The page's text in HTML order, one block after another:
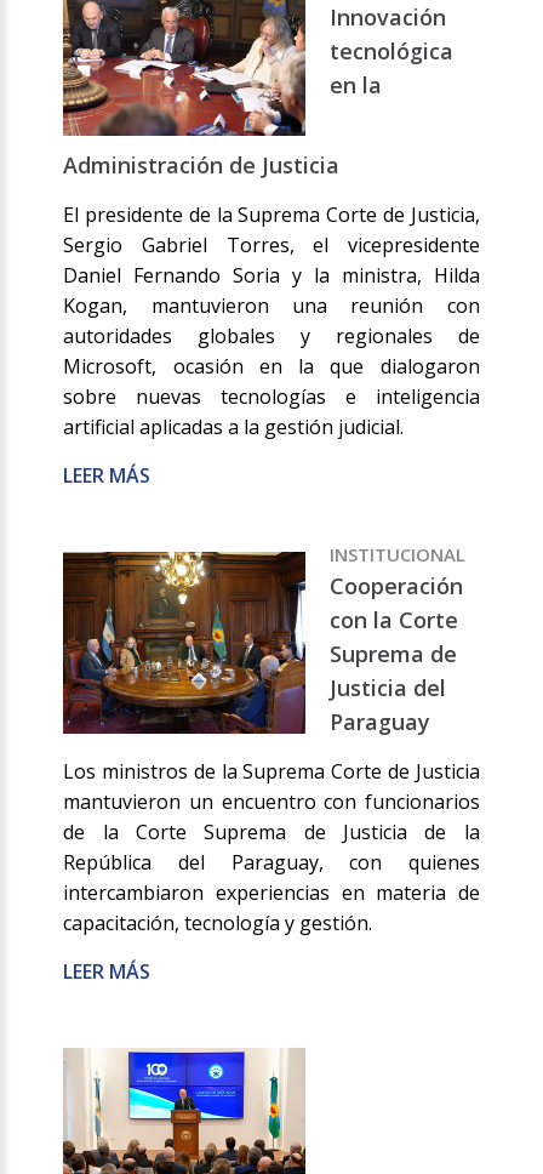
Innovación
tecnológica
en la
Administración de Justicia
El presidente de la Suprema Corte de Justicia,
Sergio Gabriel Torres, el vicepresidente
Daniel Fernando Soria y la ministra, Hilda
Kogan, mantuvieron una reunión con
autoridades globales y regionales de
Microsoft, ocasión en la que dialogaron
sobre nuevas tecnologías e inteligencia
artificial aplicadas a la gestión judicial.
LEER MÁS
INSTITUCIONAL
Cooperación
con la Corte
Suprema de
Justicia del
Paraguay
Los ministros de la Suprema Corte de Justicia
mantuvieron un encuentro con funcionarios
de la Corte Suprema de Justicia de la
República del Paraguay, con quienes
intercambiaron experiencias en materia de
capacitación, tecnología y gestión.
LEER MÁS